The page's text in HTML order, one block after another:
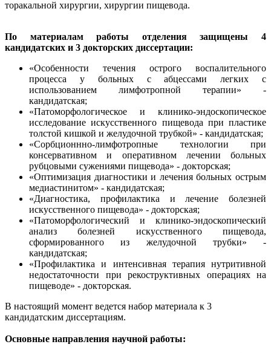
торакальной хирургии, хирургии пищевода.
По материалам работы отделения защищены 4
кандидатских и 3 докторских диссертации:
«Особенности течения острого воспалительного
процесса у больных с абцессами легких с
использованием лимфотропной терапии» -
кандидатская;
«Патоморфологическое и клинико-эндоскопическое
исследование искусственного пищевода при пластике
толстой кишкой и желудочной трубкой» - кандидатская;
«Сорбционнно-лимфотропные технологии при
консервативном и оперативном лечении больных
рубцовыми сужениями пищевода» - докторская;
«Оптимизация диагностики и лечения больных острым
медиастинитом» - кандидатская;
«Диагностика, профилактика и лечение болезней
искусственного пищевода» - докторская;
«Патоморфологический и клинико-эндоскопический
анализ болезней искусственного пищевода,
сформированного из желудочной трубки» -
кандидатская;
«Профилактика и интенсивная терапия нутритивной
недостаточности при рекоструктивных операциях на
пищеводе» - докторская.
В настоящий момент ведется набор материала к 3
кандидатским диссертациям.
Основные направления научной работы: